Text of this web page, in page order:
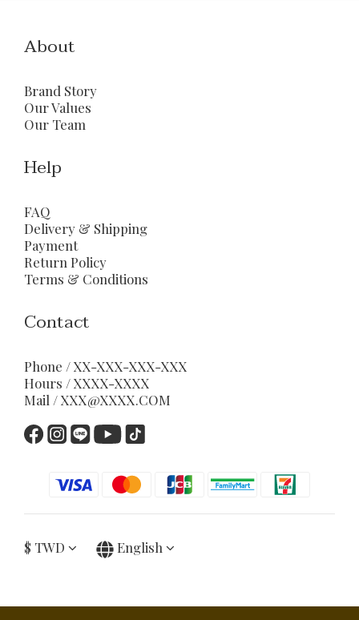
About
Brand Story
Our Values
Our Team
Help
FAQ
Delivery & Shipping
Payment
Return Policy
Terms & Conditions
Contact
Phone / XX-XXX-XXX-XXX
Hours / XXXX-XXXX
Mail / XXX@XXXX.COM
$ TWD English